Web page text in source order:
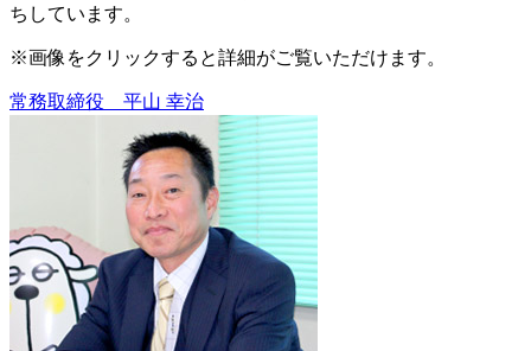
ちしています。
※画像をクリックすると詳細がご覧いただけます。
常務取締役 平山 幸治